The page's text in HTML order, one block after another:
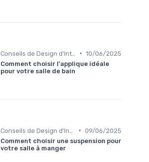
• 10/06/2025
Comment choisir l'applique idéale
pour votre salle de bain
• 09/06/2025
Comment choisir une suspension pour
votre salle à manger